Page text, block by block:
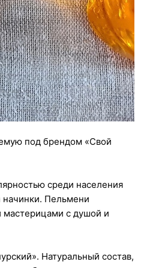
под брендом «Свой
среди населения
начинки. Пельмени
мастерицами с душой и
Натуральный состав,